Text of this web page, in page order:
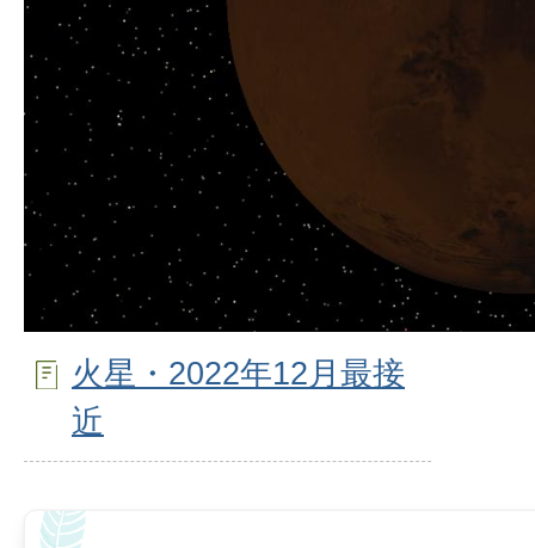
火星・2022年12月最接
近